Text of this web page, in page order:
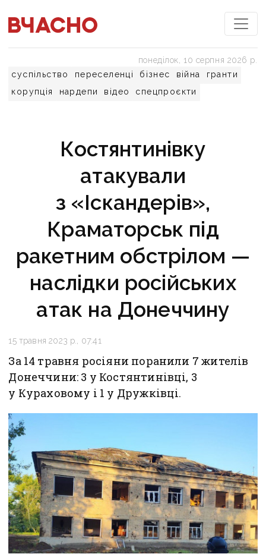
суспільство переселенці бізнес війна
гранти
корупція
нардепи відео спецпроєкти
понеділок, 10 серпня 2026 р.
Костянтинівку
атакували
з «Іскандерів»,
Краматорськ під
ракетним обстрілом —
наслідки російських
атак на Донеччину
15 травня 2023 р., 07:41
За 14 травня росіяни поранили 7 жителів
Донеччини: 3 у Костянтинівці, 3
у Кураховому і 1 у Дружківці.